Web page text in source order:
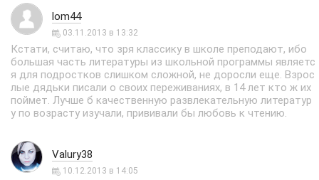
lom44
03.11.2013 в 13:32
Кстати, считаю, что зря классику в школе преподают, ибо
большая часть литературы из школьной программы являетс
я для подростков слишком сложной, не доросли еще. Взрос
лые дядьки писали о своих переживаниях, в 14 лет кто ж их
поймет. Лучше б качественную развлекательную литератур
у по возрасту изучали, прививали бы любовь к чтению.
Valury38
10.12.2013 в 14:05